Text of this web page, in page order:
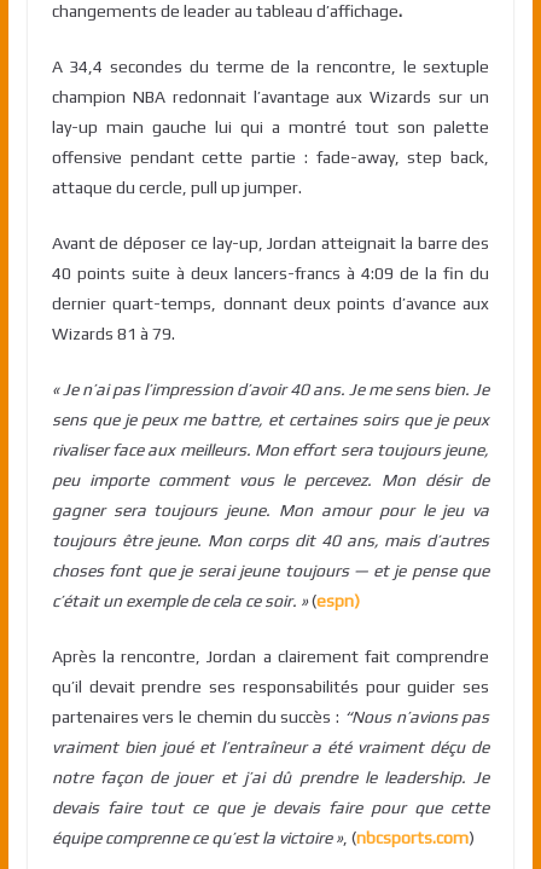
changements de leader au tableau d’affichage.
A 34,4 secondes du terme de la rencontre, le sextuple
champion NBA redonnait l’avantage aux Wizards sur un
lay-up main gauche lui qui a montré tout son palette
offensive pendant cette partie : fade-away, step back,
attaque du cercle, pull up jumper.
Avant de déposer ce lay-up, Jordan atteignait la barre des
40 points suite à deux lancers-francs à 4:09 de la fin du
dernier quart-temps, donnant deux points d’avance aux
Wizards 81 à 79.
« Je n’ai pas l’impression d’avoir 40 ans. Je me sens bien. Je
sens que je peux me battre, et certaines soirs que je peux
rivaliser face aux meilleurs. Mon effort sera toujours jeune,
peu importe comment vous le percevez. Mon désir de
gagner sera toujours jeune. Mon amour pour le jeu va
toujours être jeune. Mon corps dit 40 ans, mais d’autres
choses font que je seraijeune toujours — et je pense que
c’étaitun exemple de cela ce soir. »(espn)
Après la rencontre, Jordan a clairement fait comprendre
qu’il devait prendre ses responsabilités pour guider ses
partenaires vers le chemin du succès : “Nous n’avions pas
vraiment bien joué et l’entraîneur a été vraiment déçu de
notre façon de jouer et j’ai dû prendre le leadership. Je
devais faire tout ce que je devais faire pour que cette
équipe comprenne ce qu’est la victoire », (nbcsports.com)